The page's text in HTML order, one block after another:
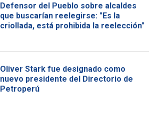
Defensor del Pueblo sobre alcaldes
que buscarían reelegirse: "Es la
criollada, está prohibida la reelección"
Oliver Stark fue designado como
nuevo presidente del Directorio de
Petroperú